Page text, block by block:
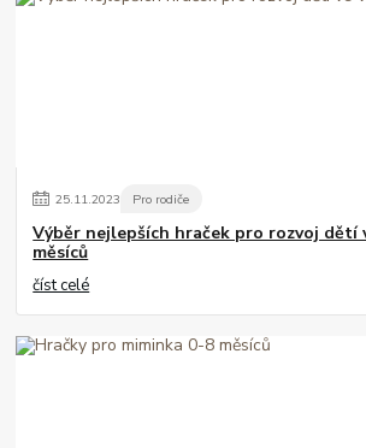
25.11.2023 Pro rodiče
Výběr nejlepších hraček pro rozvoj dětí
měsíců
číst celé